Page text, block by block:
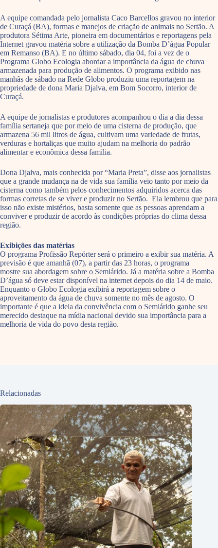
A equipe comandada pelo jornalista Caco Barcellos gravou no interior
de Curaçá (BA), formas e manejos de criação de animais no Sertão. A
produtora Sétima Arte, pioneira em documentários e reportagens pela
Internet gravou matéria sobre a utilização da Bomba D’água Popular
em Remanso (BA). E no último sábado, dia 04, foi a vez de o
Programa Globo Ecologia abordar a importância da água de chuva
armazenada para produção de alimentos. O programa exibido nas
manhãs de sábado na Rede Globo produziu uma reportagem na
propriedade de dona Maria Djalva, em Bom Socorro, interior de
Curaçá.
A equipe de jornalistas e produtores acompanhou o dia a dia dessa
família sertaneja que por meio de uma cisterna de produção, que
armazena 56 mil litros de água, cultivam uma variedade de frutas,
verduras e hortaliças que muito ajudam na melhoria do padrão
alimentar e econômica dessa família.
Dona Djalva, mais conhecida por “Maria Preta”, disse aos jornalistas
que a grande mudança na de vida sua família veio tanto por meio da
cisterna como também pelos conhecimentos adquiridos acerca das
formas corretas de se viver e produzir no Sertão. Ela lembrou que para
isso não existe mistérios, basta somente que as pessoas aprendam a
conviver e produzir de acordo às condições próprias do clima dessa
região.
Exibições das matérias
O programa Profissão Repórter será o primeiro a exibir sua matéria. A
previsão é que amanhã (07), a partir das 23 horas, o programa
mostre sua abordagem sobre o Semiárido. Já a matéria sobre a Bomba
D’água só deve estar disponível na internet depois do dia 14 de maio.
Enquanto o Globo Ecologia exibirá a reportagem sobre o
aproveitamento da água de chuva somente no mês de agosto. O
importante é que a ideia da convivência com o Semiárido ganhe seu
merecido destaque na mídia nacional devido sua importância para a
melhoria de vida do povo desta região.
Relacionadas